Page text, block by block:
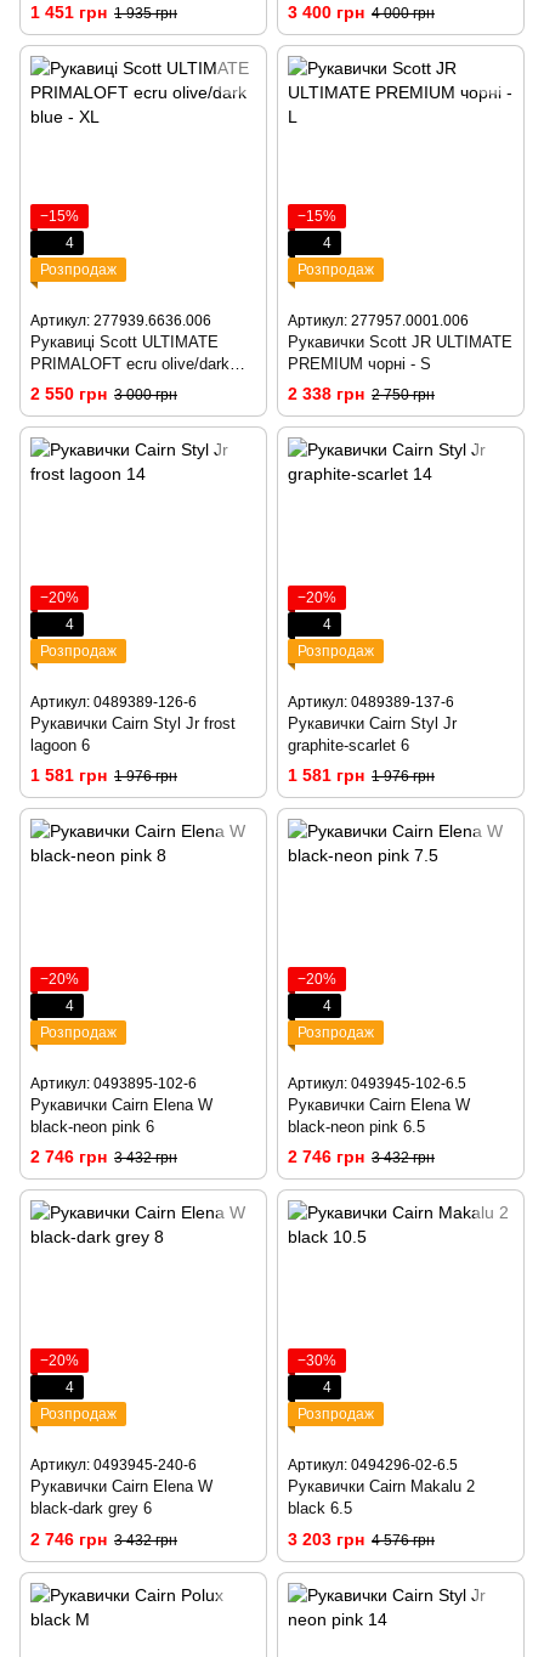
1 451 грн 1 935 грн
XS
3 400 грн 4 000 грн
−15%
4
Розпродаж
Артикул: 277939.6636.006
Рукавиці Scott ULTIMATE
PRIMALOFT ecru olive/dark
blue - S
2 550 грн 3 000 грн
−15%
4
Розпродаж
Артикул: 277957.0001.006
Рукавички Scott JR ULTIMATE
PREMIUM чорні - S
2 338 грн 2 750 грн
−20%
4
Розпродаж
Артикул: 0489389-126-6
Рукавички Cairn Styl Jr frost
lagoon 6
1 581 грн 1 976 грн
−20%
4
Розпродаж
Артикул: 0489389-137-6
Рукавички Cairn Styl Jr
graphite-scarlet 6
1 581 грн 1 976 грн
−20%
4
Розпродаж
Артикул: 0493895-102-6
Рукавички Cairn Elena W
black-neon pink 6
2 746 грн 3 432 грн
−20%
4
Розпродаж
Артикул: 0493945-102-6.5
Рукавички Cairn Elena W
black-neon pink 6.5
2 746 грн 3 432 грн
−20%
4
Розпродаж
Артикул: 0493945-240-6
Рукавички Cairn Elena W
black-dark grey 6
2 746 грн 3 432 грн
−30%
4
Розпродаж
Артикул: 0494296-02-6.5
Рукавички Cairn Makalu 2
black 6.5
3 203 грн 4 576 грн